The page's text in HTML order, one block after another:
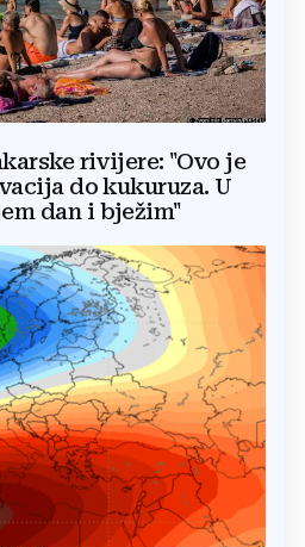
rivijere: "Ovo je
do kukuruza. U
dan i bježim"